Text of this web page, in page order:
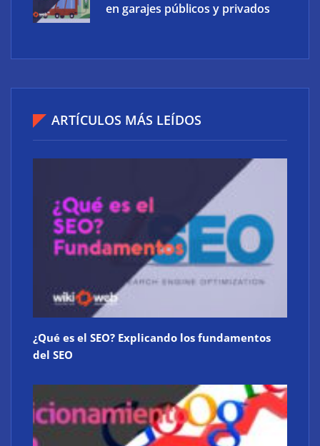
en garajes públicos y privados
ARTÍCULOS MÁS LEÍDOS
¿Qué es el SEO? Explicando los fundamentos
del SEO